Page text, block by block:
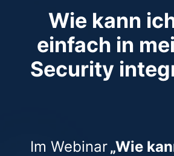
Wie kann
einfach in
Security
Im Webinar„Wie